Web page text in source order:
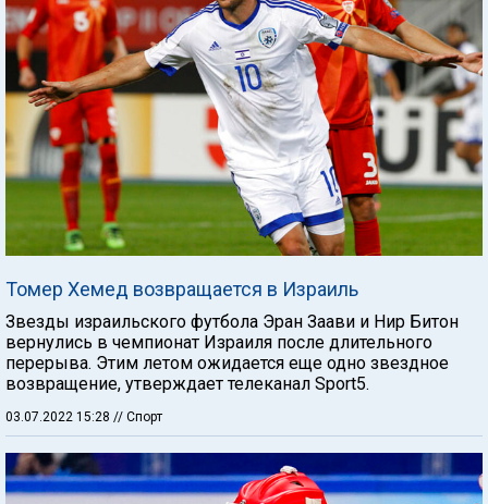
Томер Хемед возвращается в Израиль
Звезды израильского футбола Эран Заави и Нир Битон
вернулись в чемпионат Израиля после длительного
перерыва. Этим летом ожидается еще одно звездное
возвращение, утверждает телеканал Sport5.
03.07.2022 15:28 // Спорт